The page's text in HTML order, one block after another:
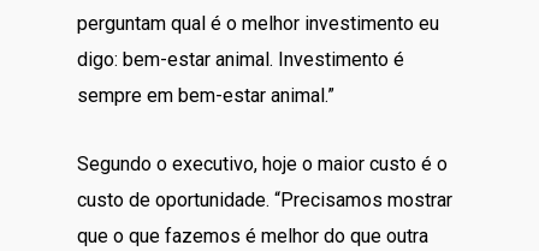
perguntam qual é o melhor investimento eu
digo: bem-estar animal. Investimento é
sempre em bem-estar animal.”
Segundo o executivo, hoje o maior custo é o
custo de oportunidade. “Precisamos mostrar
que o que fazemos é melhor do que outra